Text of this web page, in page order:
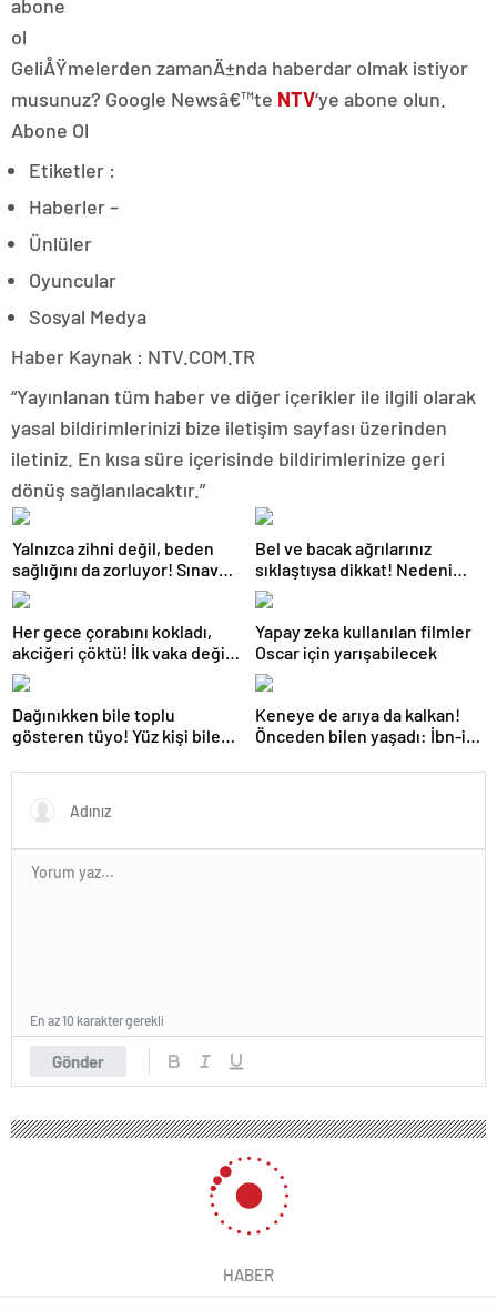
GeliÅŸmelerden zamanÄ±nda haberdar olmak istiyor
musunuz? Google Newsâ€™te NTV‘ye abone olun.
Abone Ol
Etiketler :
Haberler –
Ünlüler
Oyuncular
Sosyal Medya
Haber Kaynak : NTV.COM.TR
“Yayınlanan tüm haber ve diğer içerikler ile ilgili olarak
yasal bildirimlerinizi bize iletişim sayfası üzerinden
iletiniz. En kısa süre içerisinde bildirimlerinize geri
dönüş sağlanılacaktır.”
Yalnızca zihni değil, beden
sağlığını da zorluyor! Sınavda
başarı tabakta başlıyor
Bel ve bacak ağrılarınız
sıklaştıysa dikkat! Nedeni
omurga kanalı darlığı olabilir
Her gece çorabını kokladı,
akciğeri çöktü! İlk vaka değil:
‘Klozet yanında masum kalır’
Yapay zeka kullanılan filmler
Oscar için yarışabilecek
Dağınıkken bile toplu
gösteren tüyo! Yüz kişi bile
Keneye de arıya da kalkan!
Önceden bilen yaşadı: İbn-i
Gönder
En az 10 karakter gerekli
HABER